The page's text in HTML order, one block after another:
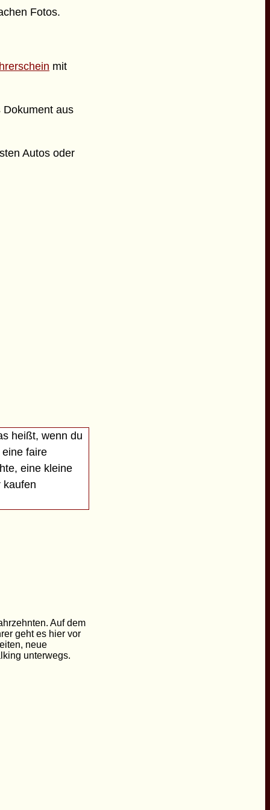
Fotos.
mit
Dokument aus
Autos oder
heißt, wenn du
faire
eine kleine
kaufen
Auf dem
geht es hier vor
neue
unterwegs.